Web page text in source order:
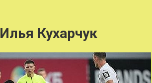
Илья Кухарчук